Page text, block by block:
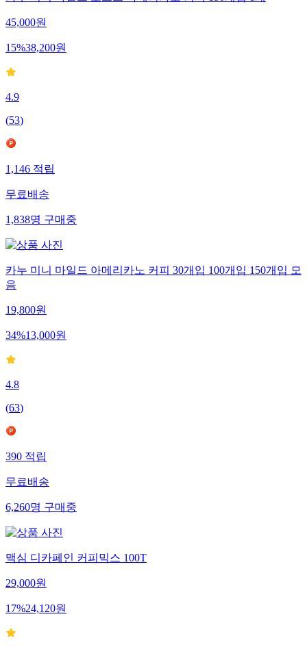
카누 미니 마일드 로스트 아메리카노 커피 150개입 1개
45,000원
15%38,200원
4.9
(53)
1,146적립
무료배송
1,838명구매중
카누 미니 마일드 아메리카노 커피 30개입 100개입 150개입 모
음
19,800원
34%13,000원
4.8
(63)
390적립
무료배송
6,260명구매중
맥심 디카페인 커피믹스 100T
29,000원
17%24,120원